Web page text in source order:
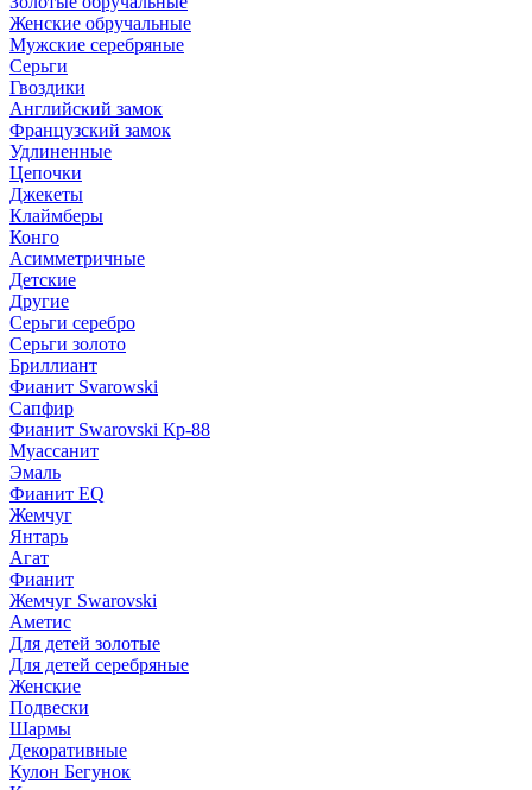
Женские обручальные
Мужские серебряные
Серьги
Гвоздики
Английский замок
Французский замок
Удлиненные
Цепочки
Джекеты
Клаймберы
Конго
Асимметричные
Детские
Другие
Серьги серебро
Серьги золото
Бриллиант
Фианит Svarowski
Сапфир
Фианит Swarovski Кр-88
Муассанит
Эмаль
Фианит EQ
Жемчуг
Янтарь
Агат
Фианит
Жемчуг Swarovski
Аметис
Для детей золотые
Для детей серебряные
Женские
Подвески
Шармы
Декоративные
Кулон Бегунок